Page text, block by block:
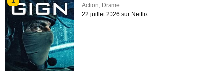
Action, Drame
22 juillet 2026 sur Netflix